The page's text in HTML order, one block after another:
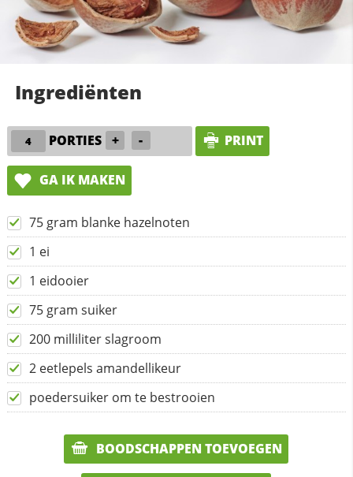
Ingrediënten
PORTIES + - PRINT
GA IK MAKEN
75 gram blanke hazelnoten
1 ei
1 eidooier
75 gram suiker
200 milliliter slagroom
2 eetlepels amandellikeur
poedersuiker om te bestrooien
BOODSCHAPPEN TOEVOEGEN